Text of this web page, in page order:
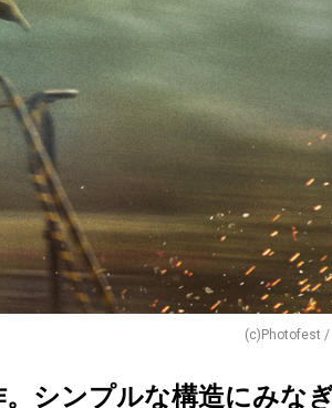
(c)Photofest /
シンプルな構造にみな